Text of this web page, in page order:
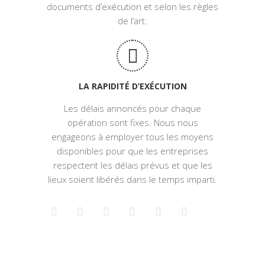
documents d’exécution et selon les règles
de l’art.
LA RAPIDITÉ D’EXÉCUTION
Les délais annoncés pour chaque
opération sont fixes. Nous nous
engageons à employer tous les moyens
disponibles pour que les entreprises
respectent les délais prévus et que les
lieux soient libérés dans le temps imparti.